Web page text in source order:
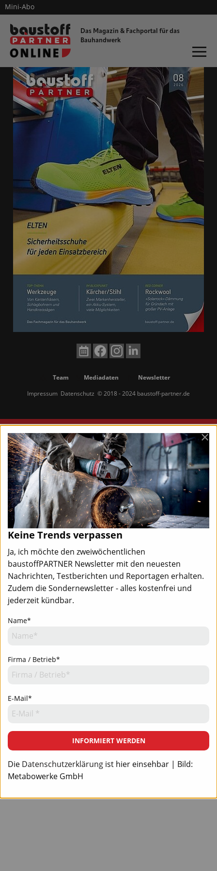
Das Magazin & Fachportal für das
Bauhandwerk
Mini-Abo
dieProfitester
ONLINE-MAGAZIN
Team Mediadaten
Newsletter
Impressum Datenschutz © 2018 - 2024 baustoff-partner.de
Keine Trends verpassen
Ja, ich möchte den zweiwöchentlichen
baustoffPARTNER Newsletter mit den neuesten
Nachrichten, Testberichten und Reportagen erhalten.
Zudem die Sondernewsletter - alles kostenfrei und
jederzeit kündbar.
Name*
Firma / Betrieb*
E-Mail*
INFORMIERT WERDEN
Die Datenschutzerklärung ist hier einsehbar | Bild:
Metabowerke GmbH
×